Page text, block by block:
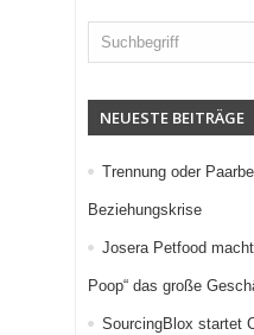
NEUESTE BEITRÄGE
Trennung oder
Beziehungskrise
Josera Petfood
Poop“ das große
SourcingBlox startet